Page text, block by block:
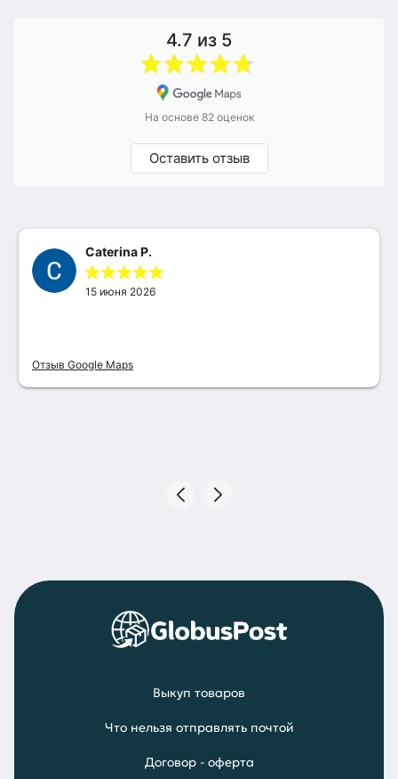
4.7 из 5
На основе 82 оценок
Оставить отзыв
Caterina P.
15 июня 2026
Отзыв Google Maps
Выкуп товаров
Что нельзя отправлять почтой
Договор - оферта